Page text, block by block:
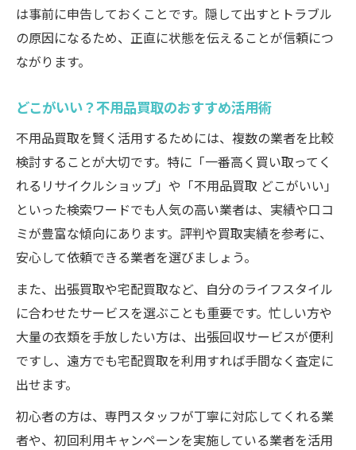
は事前に申告しておくことです。隠して出すとトラブル
の原因になるため、正直に状態を伝えることが信頼につ
ながります。
どこがいい？不用品買取のおすすめ活用術
不用品買取を賢く活用するためには、複数の業者を比較
検討することが大切です。特に「一番高く買い取ってく
れるリサイクルショップ」や「不用品買取 どこがいい」
といった検索ワードでも人気の高い業者は、実績や口コ
ミが豊富な傾向にあります。評判や買取実績を参考に、
安心して依頼できる業者を選びましょう。
また、出張買取や宅配買取など、自分のライフスタイル
に合わせたサービスを選ぶことも重要です。忙しい方や
大量の衣類を手放したい方は、出張回収サービスが便利
ですし、遠方でも宅配買取を利用すれば手間なく査定に
出せます。
初心者の方は、専門スタッフが丁寧に対応してくれる業
者や、初回利用キャンペーンを実施している業者を活用